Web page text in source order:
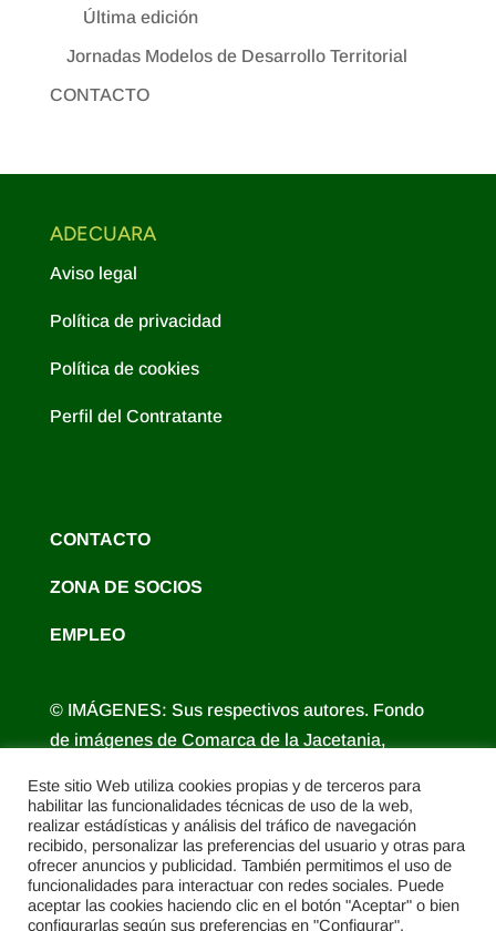
Última edición
Jornadas Modelos de Desarrollo Territorial
CONTACTO
ADECUARA
Aviso legal
Política de privacidad
Política de cookies
Perfil del Contratante
CONTACTO
ZONA DE SOCIOS
EMPLEO
© IMÁGENES: Sus respectivos autores. Fondo
de imágenes de Comarca de la Jacetania,
Diputación Provincial de Huesca.
Este sitio Web utiliza cookies propias y de terceros para
habilitar las funcionalidades técnicas de uso de la web,
realizar estádísticas y análisis del tráfico de navegación
recibido, personalizar las preferencias del usuario y otras para
ofrecer anuncios y publicidad. También permitimos el uso de
funcionalidades para interactuar con redes sociales. Puede
aceptar las cookies haciendo clic en el botón "Aceptar" o bien
configurarlas según sus preferencias en "Configurar".